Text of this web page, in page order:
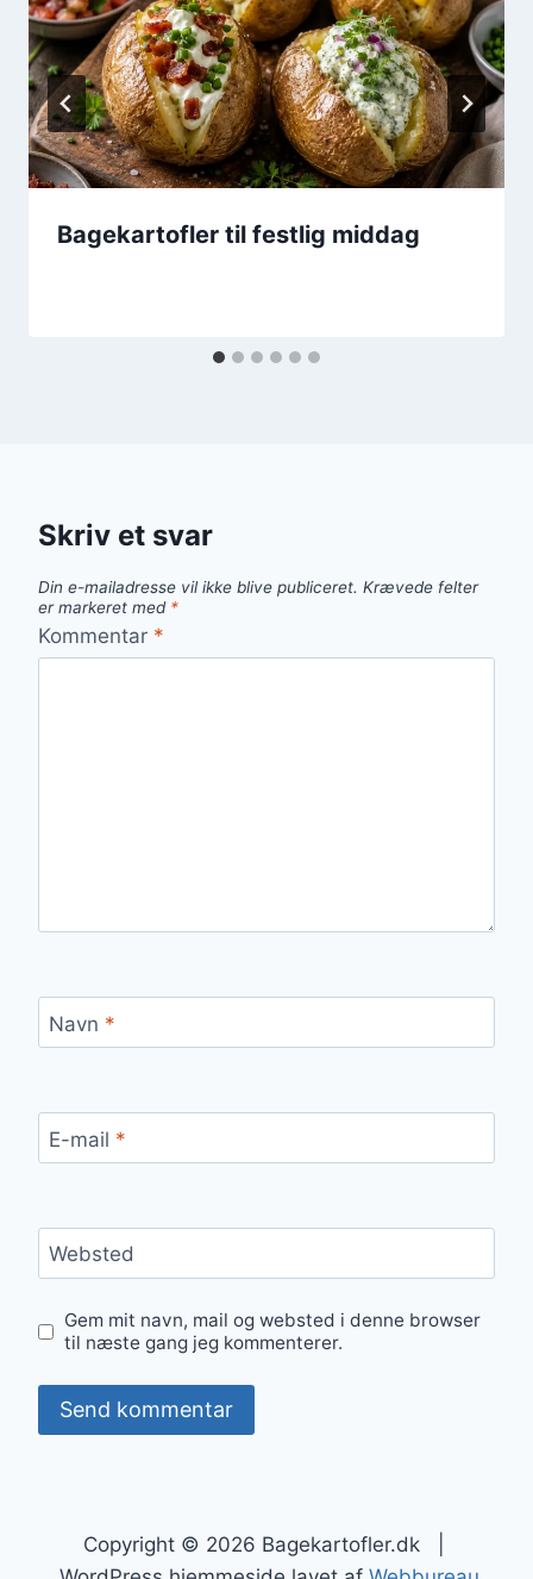
Bagekartofler til festlig middag
Skriv et svar
Din e-mailadresse vil ikke blive publiceret. Krævede felter
er markeret med *
Kommentar *
Navn *
E-mail *
Websted
Gem mit navn, mail og websted i denne browser
til næste gang jeg kommenterer.
Copyright © 2026 Bagekartofler.dk |